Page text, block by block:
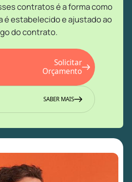
contratos é a forma como
é estabelecido e ajustado ao
do contrato.
Solicitar
Orçamento
SABER MAIS